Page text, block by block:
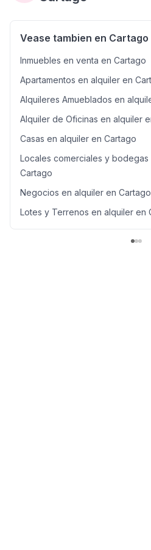
Vease tambien en Cartago
Inmuebles en venta en Cartago
Apartamentos en alquiler en
Alquileres Amueblados en
Alquiler de Oficinas en alquiler
Casas en alquiler en Cartago
Locales comerciales y bodegas
Cartago
Negocios en alquiler en Cartago
Lotes y Terrenos en alquiler en